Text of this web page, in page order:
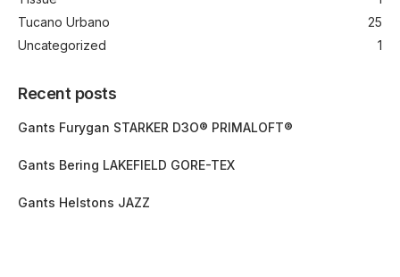
Tucano Urbano
25
Uncategorized
1
Recent posts
Gants Furygan STARKER D3O® PRIMALOFT®
Gants Bering LAKEFIELD GORE-TEX
Gants Helstons JAZZ